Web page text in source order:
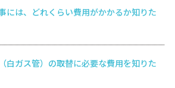
には、どれくらい費用がかかるか知りた
白ガス管）の取替に必要な費用を知りた